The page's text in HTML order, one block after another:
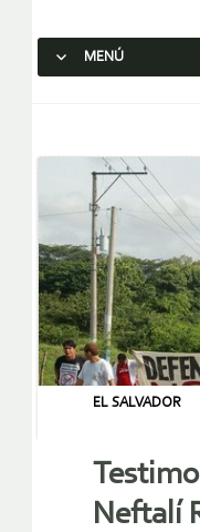
MENÚ
EL SALVADOR
Neftalí